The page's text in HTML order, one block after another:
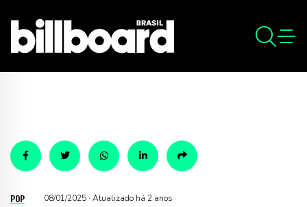
POP 08/01/2025 · Atualizado há 2 anos